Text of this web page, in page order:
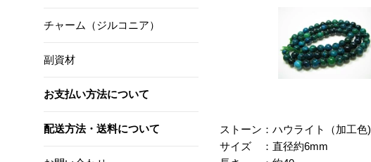
チャーム（ジルコニア）
副資材
お支払い方法について
配送方法・送料について
ストーン：ハウライト（加工色)
サイズ ：直径約6mm